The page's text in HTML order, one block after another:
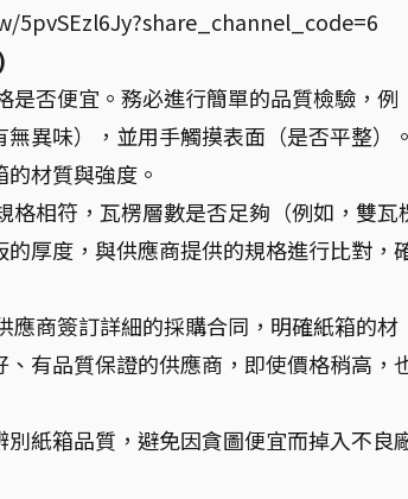
5pvSEzl6Jy?share_channel_code=6
是否便宜。務必進行簡單的品質檢驗，例
異味），並用手觸摸表面（是否平整）。
材質與強度。
格相符，瓦楞層數是否足夠（例如，雙瓦
厚度，與供應商提供的規格進行比對，
應商簽訂詳細的採購合同，明確紙箱的材
有品質保證的供應商，即使價格稍高，
紙箱品質，避免因貪圖便宜而掉入不良